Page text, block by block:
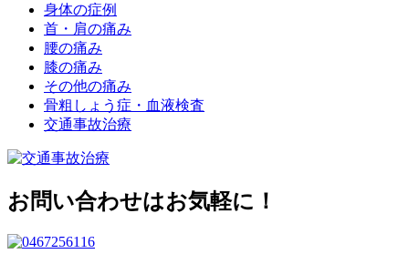
身体の症例
首・肩の痛み
腰の痛み
膝の痛み
その他の痛み
骨粗しょう症・血液検査
交通事故治療
お問い合わせはお気軽に！